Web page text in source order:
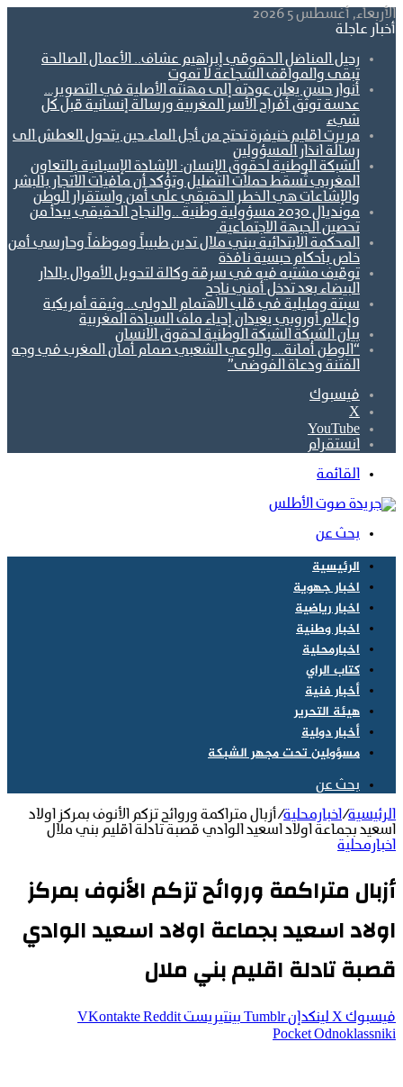
الأربعاء, أغسطس 5 2026
أخبار عاجلة
رحيل المناضل الحقوقي إبراهيم عشاف.. الأعمال الصالحة
تبقى والمواقف الشجاعة لا تموت
أنوار حسن يعلن عودته إلى مهنته الأصلية في التصوير…
عدسة توثق أفراح الأسر المغربية ورسالة إنسانية قبل كل
شيء
مريرت اقليم خنيفرة تحتج من أجل الماء.حين يتحول العطش الى
رسالة انذار المسؤولين
الشبكة الوطنية لحقوق الإنسان: الإشادة الإسبانية بالتعاون
المغربي تُسقط حملات التضليل وتؤكد أن مافيات الاتجار بالبشر
والإشاعات هي الخطر الحقيقي على أمن واستقرار الوطن
مونديال 2030 مسؤولية وطنية ..والنجاح الحقيقي يبدأ من
تحصين الجبهة الاجتماعية.
المحكمة الابتدائية ببني ملال تدين طبيباً وموظفاً وحارسي أمن
خاص بأحكام حبسية نافذة
توقيف مشتبه فيه في سرقة وكالة لتحويل الأموال بالدار
البيضاء بعد تدخل أمني ناجح
سبتة ومليلية في قلب الاهتمام الدولي.. وثيقة أمريكية
وإعلام أوروبي يعيدان إحياء ملف السيادة المغربية
بيان الشبكة الشبكة الوطنية لحقوق الانسان
“الوطن أمانة… والوعي الشعبي صمام أمان المغرب في وجه
الفتنة ودعاة الفوضى”
فيسبوك
‫X
‫YouTube
انستقرام
القائمة
بحث عن
الرئيسية
اخبار جهوية
اخبار رياضية
اخبار وطنية
اخبارمحلية
كتاب الراي
أخبار فنية
هيئة التحرير
أخبار دولية
مسؤولين تحت مجهر الشبكة
بحث عن
الرئيسية/ اخبارمحلية/أزبال متراكمة وروائح تزكم الأنوف بمركز اولاد
اسعيد بجماعة اولاد اسعيد الوادي قصبة تادلة اقليم بني ملال
اخبارمحلية
أزبال متراكمة وروائح تزكم الأنوف بمركز
اولاد اسعيد بجماعة اولاد اسعيد الوادي
قصبة تادلة اقليم بني ملال
فيسبوك‫X لينكدإن بينتيريست
Odnoklassniki
‫Pocket